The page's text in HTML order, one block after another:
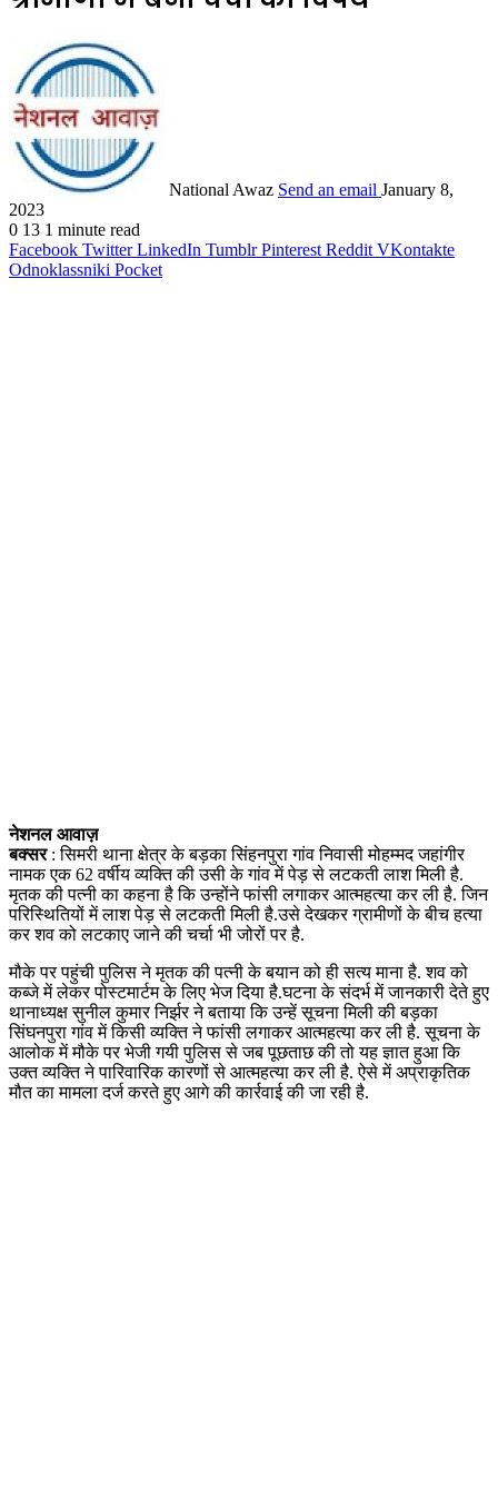
National Awaz Send an email January 8,
2023
0 13 1 minute read
Facebook Twitter LinkedIn Tumblr Pinterest Reddit VKontakte
Odnoklassniki Pocket
नेशनल आवाज़
बक्सर: सिमरी थाना क्षेत्र के बड़का सिंहनपुरा गांव निवासी मोहम्मद जहांगीर
नामक एक 62 वर्षीय व्यक्ति की उसी के गांव में पेड़ से लटकती लाश मिली है.
मृतक की पत्नी का कहना है कि उन्होंने फांसी लगाकर आत्महत्या कर ली है. जिन
परिस्थितियों में लाश पेड़ से लटकती मिली है.उसे देखकर ग्रामीणों के बीच हत्या
कर शव को लटकाए जाने की चर्चा भी जोरों पर है.
मौके पर पहुंची पुलिस ने मृतक की पत्नी के बयान को ही सत्य माना है. शव को
कब्जे में लेकर पोस्टमार्टम के लिए भेज दिया है.घटना के संदर्भ में जानकारी देते हुए
थानाध्यक्ष सुनील कुमार निर्झर ने बताया कि उन्हें सूचना मिली की बड़का
सिंघनपुरा गांव में किसी व्यक्ति ने फांसी लगाकर आत्महत्या कर ली है. सूचना के
आलोक में मौके पर भेजी गयी पुलिस से जब पूछताछ की तो यह ज्ञात हुआ कि
उक्त व्यक्ति ने पारिवारिक कारणों से आत्महत्या कर ली है. ऐसे में अप्राकृतिक
मौत का मामला दर्ज करते हुए आगे की कार्रवाई की जा रही है.